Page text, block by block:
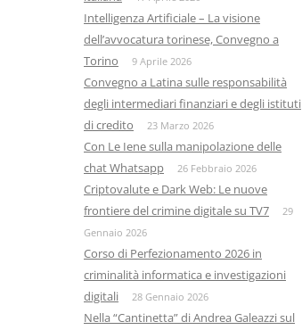
Intelligenza Artificiale – La visione
dell’avvocatura torinese, Convegno a
Torino
9 Aprile 2026
Convegno a Latina sulle responsabilità
degli intermediari finanziari e degli istituti
di credito
23 Marzo 2026
Con Le Iene sulla manipolazione delle
chat Whatsapp
26 Febbraio 2026
Criptovalute e Dark Web: Le nuove
frontiere del crimine digitale su TV7
29
Gennaio 2026
Corso di Perfezionamento 2026 in
criminalità informatica e investigazioni
digitali
28 Gennaio 2026
Nella “Cantinetta” di Andrea Galeazzi sul